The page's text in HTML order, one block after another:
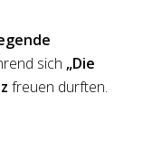
sich „Die
freuen durften.